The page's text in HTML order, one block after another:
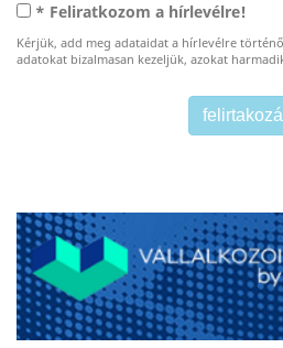
* Feliratkozom a hírlevélre!
Kérjük, add meg adataidat a hírlevélre
adatokat bizalmasan kezeljük, azokat